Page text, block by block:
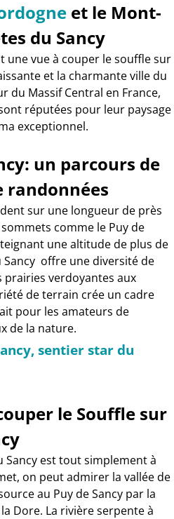
et le Mont-
du Sancy
une vue à couper le souffle sur
et la charmante ville du
du Massif Central en France,
réputées pour leur paysage
exceptionnel.
un parcours de
randonnées
sur une longueur de près
comme le Puy de
une altitude de plus de
Sancy offre une diversité de
prairies verdoyantes aux
de terrain crée un cadre
pour les amateurs de
de la nature.
sentier star du
le Souffle sur
Sancy est tout simplement à
on peut admirer la vallée de
au Puy de Sancy par la
Dore. La rivière serpente à